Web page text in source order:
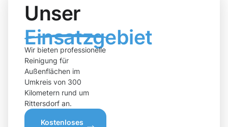
Unser
Einsatzgebiet
Wir bieten professionelle
Reinigung für
Außenflächen im
Umkreis von 300
Kilometern rund um
Rittersdorf an.
Kostenloses